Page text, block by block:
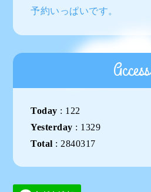
予約いっぱいです。
Access
Today : 122
Yesterday : 1329
Total : 2840317